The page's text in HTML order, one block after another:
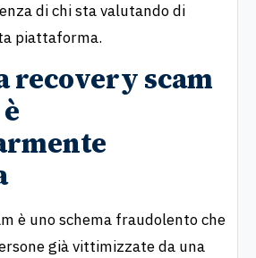
di chi sta valutando di
piattaforma.
recovery scam
è uno schema fraudolento che
già vittimizzate da una